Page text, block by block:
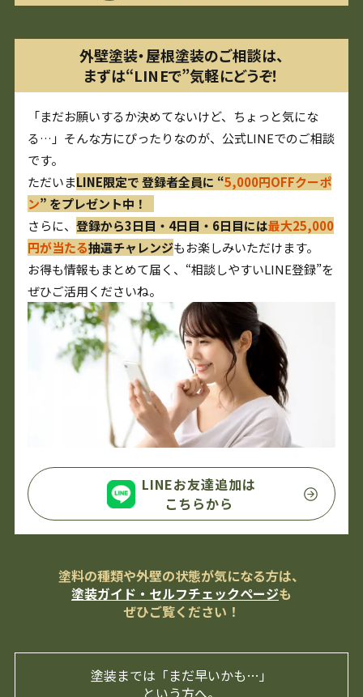
外壁塗装・屋根塗装のご相談は、
まずは“LINEで”気軽にどうぞ！
「まだお願いするか決めてないけど、ちょっと気にな
る…」そんな方にぴったりなのが、公式LINEでのご相談
です。
ただいまLINE限定で 登録者全員に “5,000円OFFクーポ
ン” をプレゼント中！
さらに、登録から3日目・4日目・6日目には最大25,000
円が当たる抽選チャレンジもお楽しみいただけます。
お得も情報もまとめて届く、“相談しやすいLINE登録”を
ぜひご活用くださいね。
LINEお友達追加は
こちらから
塗料の種類や外壁の状態が気になる方は、
塗装ガイド・セルフチェックページも
ぜひご覧ください！
塗装までは「まだ早いかも…」